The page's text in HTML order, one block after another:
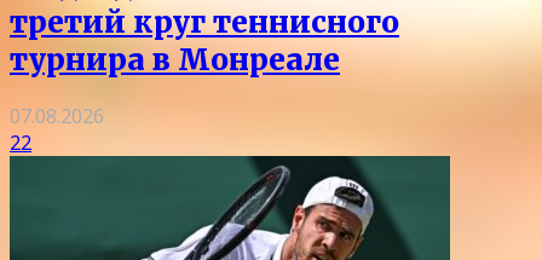
третий круг теннисного
турнира в Монреале
07.08.2026
22